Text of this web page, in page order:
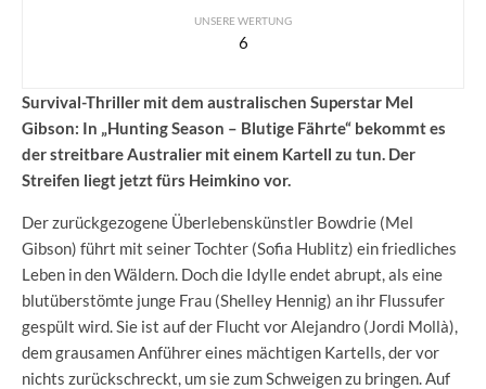
UNSERE WERTUNG
6
Survival-Thriller mit dem australischen Superstar Mel
Gibson: In „Hunting Season – Blutige Fährte“ bekommt es
der streitbare Australier mit einem Kartell zu tun. Der
Streifen liegt jetzt fürs Heimkino vor.
Der zurückgezogene Überlebenskünstler Bowdrie (Mel
Gibson) führt mit seiner Tochter (Sofia Hublitz) ein friedliches
Leben in den Wäldern. Doch die Idylle endet abrupt, als eine
blutüberstömte junge Frau (Shelley Hennig) an ihr Flussufer
gespült wird. Sie ist auf der Flucht vor Alejandro (Jordi Mollà),
dem grausamen Anführer eines mächtigen Kartells, der vor
nichts zurückschreckt, um sie zum Schweigen zu bringen. Auf